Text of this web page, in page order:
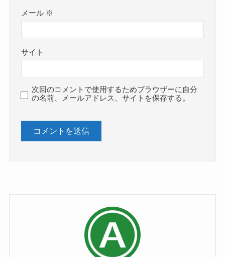
メール ※
サイト
次回のコメントで使用するためブラウザーに自分
の名前、メールアドレス、サイトを保存する。